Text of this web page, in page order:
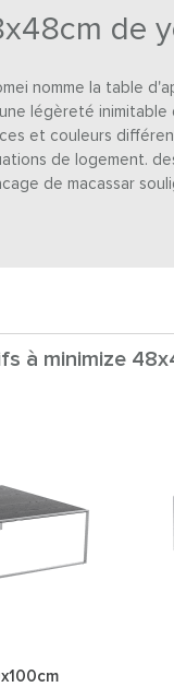
de
nomme la table
légèreté
et couleurs
de logement.
de macassar
à minimize